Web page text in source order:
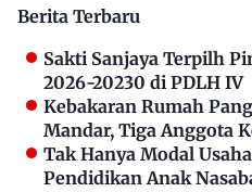
Berita Terbaru
Sakti Sanjaya Terpilh
2026-20230 di PDLH IV
Kebakaran Rumah
Mandar, Tiga Anggota
Tak Hanya Modal
Pendidikan Anak